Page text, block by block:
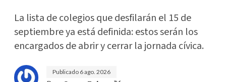
La lista de colegios que desfilarán el 15 de
septiembre ya está definida: estos serán los
encargados de abrir y cerrar la jornada cívica.
Publicado 6 ago. 2026